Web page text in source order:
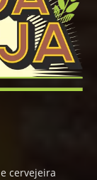
cervejeira